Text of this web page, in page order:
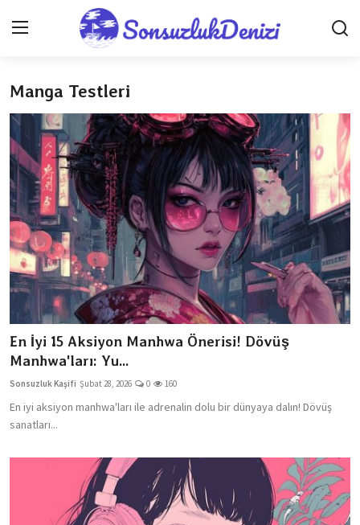
Anasayfa
İletişim
Genel
Gizlilik Sözleşmesi
Testler
Anime Önerileri
Anime Karakterleri
Anime
Dizi & Film
Oyun
Kore Dünyası
Manga Testleri
En İyi 15 Aksiyon Manhwa Önerisi! Dövüş
Manhwa'ları: Yu...
Sonsuzluk Kaşifi Şubat 28, 2026 0 160
En iyi aksiyon manhwa'ları ile adrenalin dolu bir dünyaya dalın! Dövüş
sanatları...